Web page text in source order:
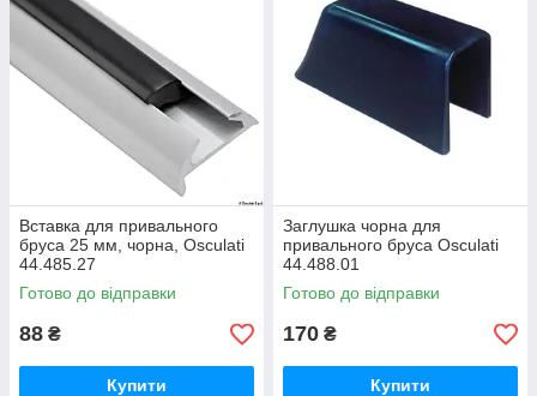
Вставка для привального
бруса 25 мм, чорна, Osculati
44.485.27
Готово до відправки
88 ₴
Купити
Заглушка чорна для
привального бруса Osculati
44.488.01
Готово до відправки
170 ₴
Купити